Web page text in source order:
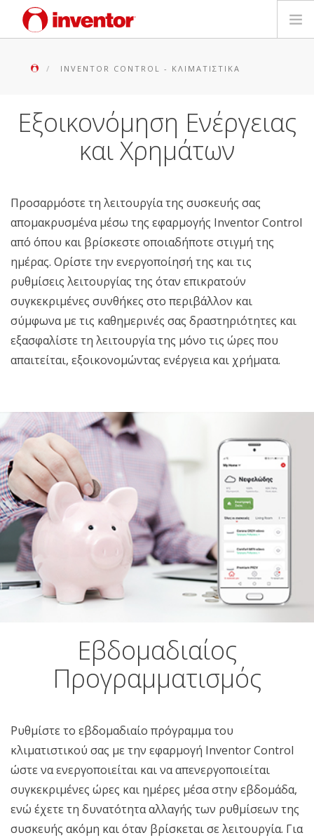
ΔΗΛΩΣΗ ΒΛΑΒΗΣ
Blog
Δίκτυο Καταστημάτων
Επικοινωνία
Αναζήτηση
Ελληνικά
INVENTOR CONTROL - ΚΛΙΜΑΤΙΣΤΙΚΆ
Εξοικονόμηση Ενέργειας
και Χρημάτων
Προσαρμόστε τη λειτουργία της συσκευής σας
απομακρυσμένα μέσω της εφαρμογής Inventor Control
από όπου και βρίσκεστε οποιαδήποτε στιγμή της
ημέρας. Ορίστε την ενεργοποίησή της και τις
ρυθμίσεις λειτουργίας της όταν επικρατούν
συγκεκριμένες συνθήκες στο περιβάλλον και
σύμφωνα με τις καθημερινές σας δραστηριότητες και
εξασφαλίστε τη λειτουργία της μόνο τις ώρες που
απαιτείται, εξοικονομώντας ενέργεια και χρήματα.
Εβδομαδιαίος
Προγραμματισμός
Ρυθμίστε το εβδομαδιαίο πρόγραμμα του
κλιματιστικού σας με την εφαρμογή Inventor Control
ώστε να ενεργοποιείται και να απενεργοποιείται
συγκεκριμένες ώρες και ημέρες μέσα στην εβδομάδα,
ενώ έχετε τη δυνατότητα αλλαγής των ρυθμίσεων της
συσκευής ακόμη και όταν βρίσκεται σε λειτουργία. Για